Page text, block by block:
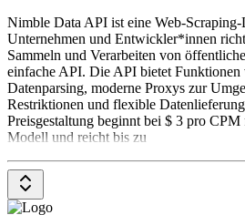
Nimble Data API ist eine Web-Scraping-
Unternehmen und Entwickler*innen
Sammeln und Verarbeiten von
einfache API. Die API bietet Funktionen
Datenparsing, moderne Proxys zur
Restriktionen und flexible
Preisgestaltung beginnt bei $ 3 pro
Modell und reicht bis zu